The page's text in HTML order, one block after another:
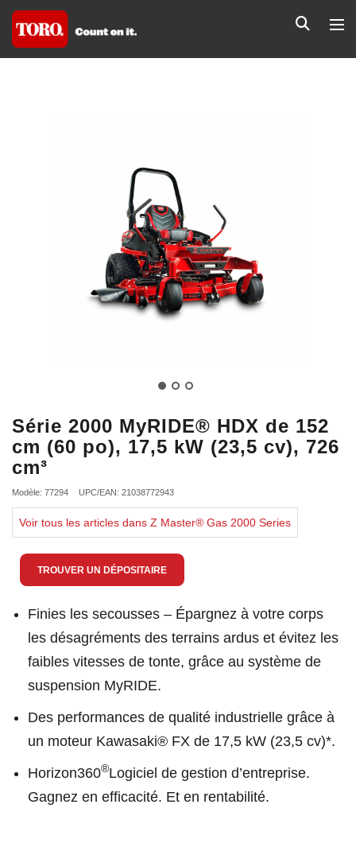
Série 2000 MyRIDE® HDX de 152
cm (60 po), 17,5 kW (23,5 cv), 726
cm³
Modèle: 77294 UPC/EAN: 21038772943
Voir tous les articles dans Z Master® Gas 2000 Series
TROUVER UN DÉPOSITAIRE
Finies les secousses – Épargnez à votre corps
les désagréments des terrains ardus et évitez les
faibles vitesses de tonte, grâce au système de
suspension MyRIDE.
Des performances de qualité industrielle grâce à
un moteur Kawasaki® FX de 17,5 kW (23,5 cv)*.
Horizon360®Logiciel de gestion d’entreprise.
Gagnez en efficacité. Et en rentabilité.